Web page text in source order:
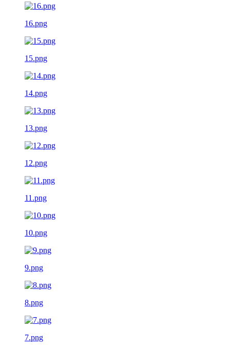
16.png
15.png
14.png
13.png
12.png
11.png
10.png
9.png
8.png
7.png